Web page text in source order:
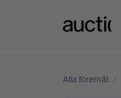
Alla föremål /